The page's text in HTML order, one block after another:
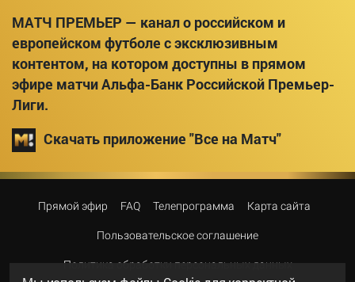
МАТЧ ПРЕМЬЕР — канал о российском и
европейском футболе с эксклюзивным
контентом, на котором доступны в прямом
эфире матчи Альфа-Банк Российской Премьер-
Лиги.
Скачать приложение "Все на Матч"
Прямой эфир FAQ Телепрограмма Карта сайта
Пользовательское соглашение
Политика обработки персональных данных